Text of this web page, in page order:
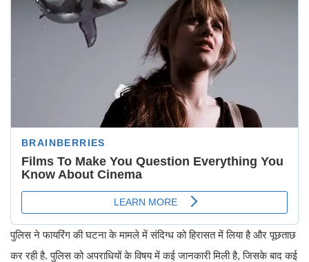
पुलिस ने फायरिंग की घटना के मामले में संदिग्ध को हिरासत में लिया है और पूछताछ
कर रही है. पुलिस को अपराधियों के विषय में कई जानकारी मिली है, जिसके बाद कई